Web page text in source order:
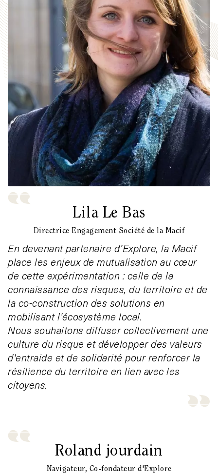
Lila Le Bas
Directrice Engagement Société de la Macif
En devenant partenaire d’Explore, la Macif
place les enjeux de mutualisation au cœur
de cette expérimentation : celle de la
connaissance des risques, du territoire et de
la co-construction des solutions en
mobilisant l’écosystème local.
Nous souhaitons diffuser collectivement une
culture du risque et développer des valeurs
d'entraide et de solidarité pour renforcer la
résilience du territoire en lien avec les
citoyens.
Roland jourdain
Navigateur, Co-fondateur d'Explore